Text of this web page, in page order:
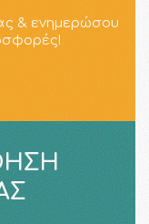
& ενημερώσου